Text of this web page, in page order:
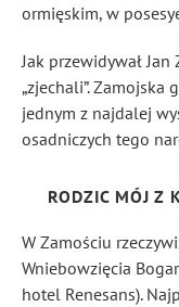
ormięskim, w
Jak przewidywał
„zjechali”. Zamojska
jednym z najdalej
osadniczych tego
RODZIC MÓJ Z
W Zamościu
Wniebowzięcia
hotel Renesans).